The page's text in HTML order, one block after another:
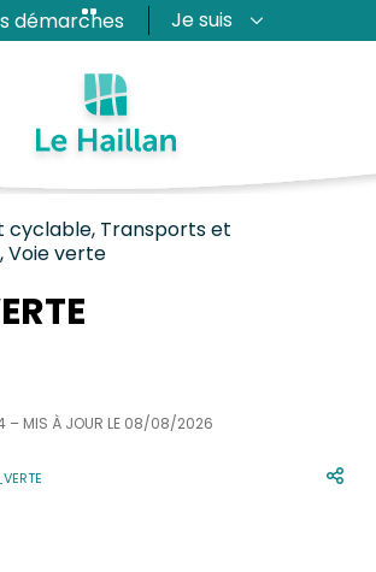
démarches Je suis
cyclable, Transports et
Voie verte
– MIS À JOUR LE 08/08/2026